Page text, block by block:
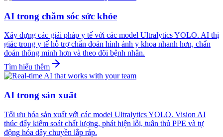
AI trong chăm sóc sức khỏe
Xây dựng các giải pháp y tế với các model Ultralytics YOLO. AI thị
giác trong y tế hỗ trợ chẩn đoán hình ảnh y khoa nhanh hơn, chẩn
đoán thông minh hơn và theo dõi bệnh nhân.
Tìm hiểu thêm
AI trong sản xuất
Tối ưu hóa sản xuất với các model Ultralytics YOLO. Vision AI
thúc đẩy kiểm soát chất lượng, phát hiện lỗi, tuân thủ PPE và tự
động hóa dây chuyền lắp ráp.